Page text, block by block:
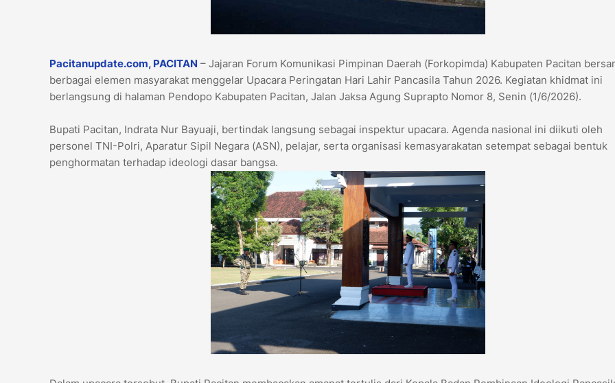
Pacitanupdate.com, PACITAN – Jajaran Forum Komunikasi Pimpinan Daerah (Forkopimda) Kabupaten Pacitan
berbagai elemen masyarakat menggelar Upacara Peringatan Hari Lahir Pancasila Tahun 2026. Kegiatan khidmat ini
berlangsung di halaman Pendopo Kabupaten Pacitan, Jalan Jaksa Agung Suprapto Nomor 8, Senin (1/6/2026).
​Bupati Pacitan, Indrata Nur Bayuaji, bertindak langsung sebagai inspektur upacara. Agenda nasional ini diikuti oleh
personel TNI-Polri, Aparatur Sipil Negara (ASN), pelajar, serta organisasi kemasyarakatan setempat sebagai bentuk
penghormatan terhadap ideologi dasar bangsa.